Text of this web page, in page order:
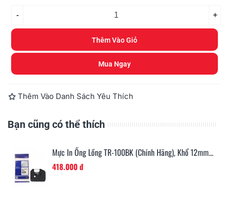
- +
Thêm Vào Giỏ
Mua Ngay
Thêm Vào Danh Sách Yêu Thích
Bạn cũng có thể thích
Mực In Ống Lồng TR-100BK (chính Hãng), Khổ 12mm...
418.000 đ